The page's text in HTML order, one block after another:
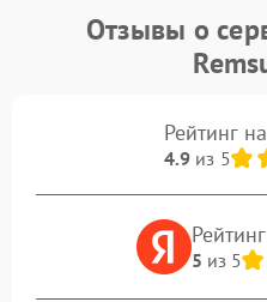
Отзывы о
Рейтинг
4.9из 5
5 из 5